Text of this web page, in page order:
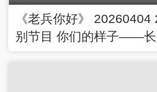
《老兵你好》
别节目 你们的样子——长